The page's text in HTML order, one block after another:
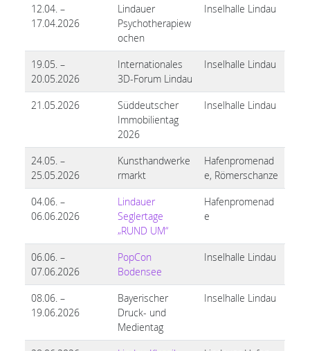
12.04. –
17.04.2026
Lindauer
Psychotherapiew
ochen
Inselhalle Lindau
19.05. –
20.05.2026
Internationales
3D-Forum Lindau
Inselhalle Lindau
21.05.2026
Süddeutscher
Immobilientag
2026
Inselhalle Lindau
24.05. –
25.05.2026
Kunsthandwerke
rmarkt
Hafenpromenad
e, Römerschanze
04.06. –
06.06.2026
Lindauer
Seglertage
„RUND UM“
Hafenpromenad
e
06.06. –
07.06.2026
PopCon
Bodensee
Inselhalle Lindau
08.06. –
19.06.2026
Bayerischer
Druck- und
Medientag
Inselhalle Lindau